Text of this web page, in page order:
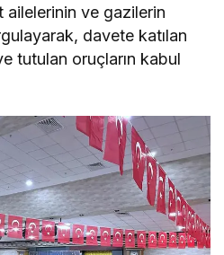
ailelerinin ve gazilerin
davete katılan
tutulan oruçların kabul